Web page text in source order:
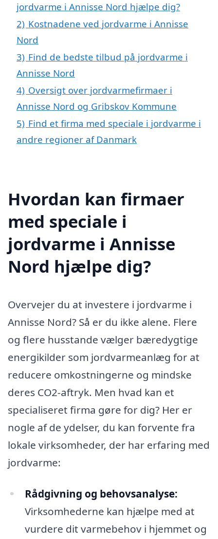
jordvarme i Annisse Nord hjælpe dig?
2) Kostnadene ved jordvarme i Annisse
Nord
3) Find de bedste tilbud på jordvarme i
Annisse Nord
4) Oversigt over jordvarmefirmaer i
Annisse Nord og Gribskov Kommune
5) Find et firma med speciale i jordvarme i
andre regioner af Danmark
Hvordan kan firmaer
med speciale i
jordvarme i Annisse
Nord hjælpe dig?
Overvejer du at investere i jordvarme i
Annisse Nord? Så er du ikke alene. Flere
og flere husstande vælger bæredygtige
energikilder som jordvarmeanlæg for at
reducere omkostningerne og mindske
deres CO2-aftryk. Men hvad kan et
specialiseret firma gøre for dig? Her er
nogle af de ydelser, du kan forvente fra
lokale virksomheder, der har erfaring med
jordvarme:
Rådgivning og behovsanalyse:
Virksomhederne kan hjælpe med at
vurdere dit varmebehov i hjemmet og